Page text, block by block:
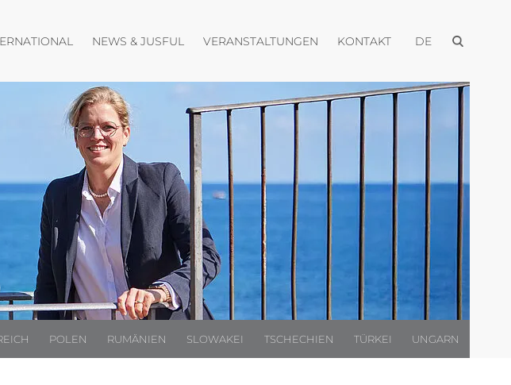
Menü öffnen
NEWS & JUSFUL Menü öffnen
VERANSTALTUNGEN Menü öffnen
KONTAKTMenü öffnen
DE Menü öffnen
POLEN RUMÄNIEN SLOWAKEI TSCHECHIEN TÜRKEI UNGARN